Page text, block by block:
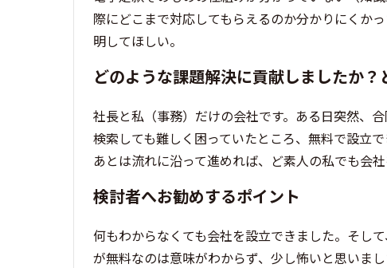
際にどこまで対応してもらえるのか分かりにくか
明してほしい。
どのような課題解決に貢献しましたか
社長と私（事務）だけの会社です。ある日突然、
検索しても難しく困っていたところ、無料で設立
あとは流れに沿って進めれば、ど素人の私でも会社
検討者へお勧めするポイント
何もわからなくても会社を設立できました。そし
が無料なのは意味がわからず、少し怖いと思いま